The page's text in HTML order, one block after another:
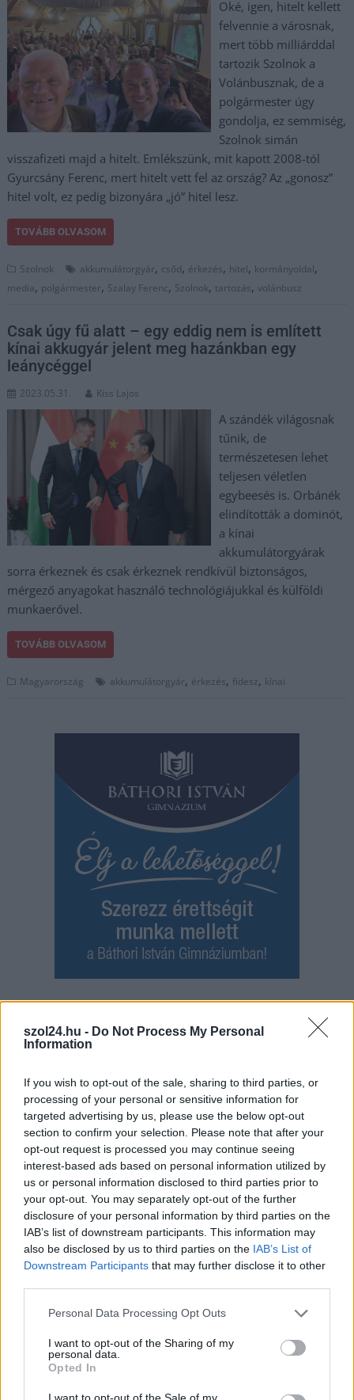
szol24.hu - Do Not Process My Personal
Information
If you wish to opt-out of the sale, sharing to third parties, or
processing of your personal or sensitive information for
targeted advertising by us, please use the below opt-out
section to confirm your selection. Please note that after your
opt-out request is processed you may continue seeing
interest-based ads based on personal information utilized by
us or personal information disclosed to third parties prior to
your opt-out. You may separately opt-out of the further
disclosure of your personal information by third parties on the
IAB’s list of downstream participants. This information may
also be disclosed by us to third parties on the IAB’s List of
Downstream Participants that may further disclose it to other
Please note that this website/app uses one or more Google
not limited to your visit or usage behaviour. You may click to
grant or deny consent to Google and its third-party tags to
use your data for below specified purposes in below Google
consent section.
Personal Data Processing Opt Outs
I want to opt-out of the Sharing of my
personal data.
Opted In
I want to opt-out of the Sale of my
Oké, igen, hitelt kellett
felvennie a városnak,
mert több milliárddal
tartozik Szolnok a
Volánbusznak, de a
polgármester úgy
gondolja, ez semmiség,
Szolnok simán
visszafizeti majd a hitelt. Emlékszünk, mit kapott 2008-tól
Gyurcsány Ferenc, mert hitelt vett fel az ország? Az „gonosz”
hitel volt, ez pedig bizonyára „jó” hitel lesz.
TOVÁBB OLVASOM
Szolnok akkumulátorgyár, csőd, érkezés, hitel, kormányoldal,
media, polgármester, Szalay Ferenc, Szolnok, tartozás,volánbusz
Csak úgy fű alatt – egy eddig nem is említett
kínai akkugyár jelent meg hazánkban egy
leánycéggel
2023.05.31. Kiss Lajos
A szándék világosnak
tűnik, de
természetesen lehet
teljesen véletlen
egybeesés is. Orbánék
elindították a dominót,
a kínai
akkumulátorgyárak
sorra érkeznek és csak érkeznek rendkívül biztonságos,
mérgező anyagokat használó technológiájukkal és külföldi
munkaerővel.
TOVÁBB OLVASOM
Magyarország akkumulátorgyár, érkezés, fidesz, kínai
Adja meg keresztnevét:
Megismertem és elfogadom a GDPR-szabályzatot
Nem szeretne lemaradni semmiről? Csak egy kattintás, és hírlevelünk a
legfrissebb információkkal és exkluzív tartalmakkal hétről hétre
postaládájába érkezik!
A SZOL24 legfrissebb 24 cikke
Már magasabb szinten is nyomoznak Szijjártó
büntetőügyében, vesztegetés miatt 3 év letöltendőt kaphat és
Problémák egész Jász-Nagykun-Szolnok megyében: egyre
több otthoni kútból fogy ki a víz